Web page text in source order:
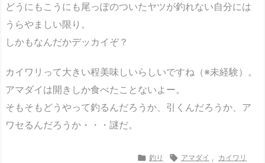
どうにもこうにも尾っぽのついたヤツが釣れない自分には
うらやましい限り。
しかもなんだかデッカイぞ？
カイワリって大きい程美味しいらしいですね（※未経験）。
アマダイは開きしか食べたことないよー。
そもそもどうやって釣るんだろうか、引くんだろうか、ア
ワセるんだろうか・・・謎だ。
 釣り  アマダイ カイワリ